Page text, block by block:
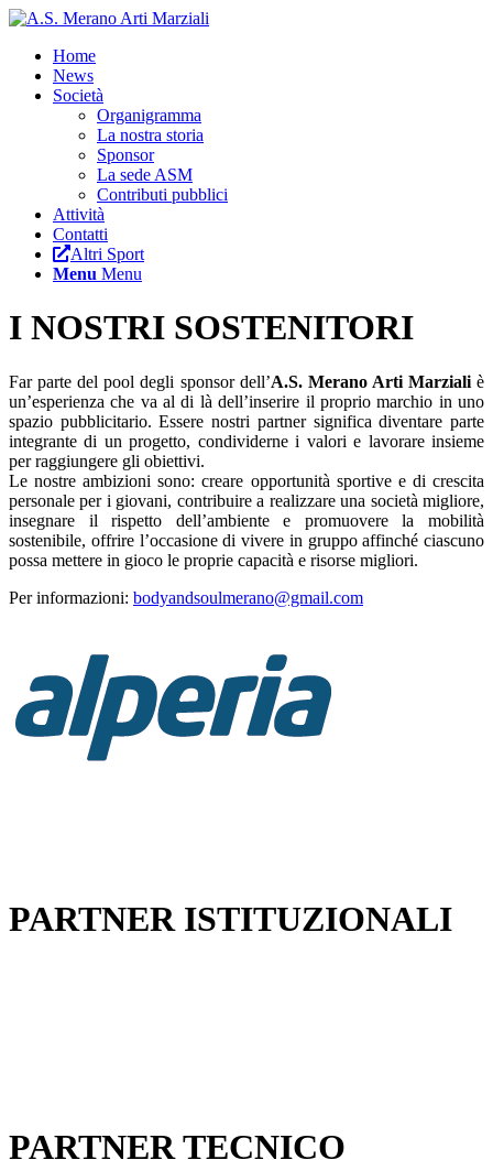
Home
News
Società
Organigramma
La nostra storia
Sponsor
La sede ASM
Contributi pubblici
Attività
Contatti
Altri Sport
Menu Menu
I NOSTRI SOSTENITORI
Far parte del pool degli sponsor dell’A.S. Merano Arti Marzialiè
un’esperienza che va al di là dell’inserire il proprio marchio in uno
spazio pubblicitario. Essere nostri partner significa diventare parte
integrante di un progetto, condividerne i valori e lavorare insieme
per raggiungere gli obiettivi.
Le nostre ambizioni sono: creare opportunità sportive e di crescita
personale per i giovani, contribuire a realizzare una società migliore,
insegnare il rispetto dell’ambiente e promuovere la mobilità
sostenibile, offrire l’occasione di vivere in gruppo affinché ciascuno
possa mettere in gioco le proprie capacità e risorse migliori.
Per informazioni: bodyandsoulmerano@gmail.com
PARTNER ISTITUZIONALI
PARTNER TECNICO